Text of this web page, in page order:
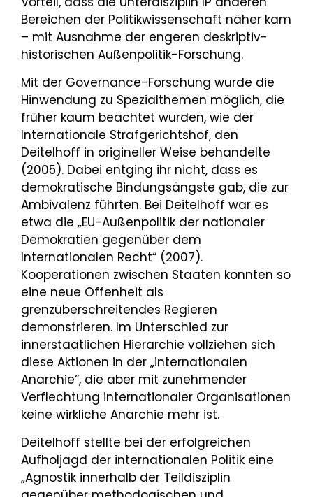
Bereichen der Politikwissenschaft näher kam
– mit Ausnahme der engeren deskriptiv-
historischen Außenpolitik-Forschung.
Mit der Governance-Forschung wurde die
Hinwendung zu Spezialthemen möglich, die
früher kaum beachtet wurden, wie der
Internationale Strafgerichtshof, den
Deitelhoff in origineller Weise behandelte
(2005). Dabei entging ihr nicht, dass es
demokratische Bindungsängste gab, die zur
Ambivalenz führten. Bei Deitelhoff war es
etwa die „EU-Außenpolitik der nationaler
Demokratien gegenüber dem
Internationalen Recht“ (2007).
Kooperationen zwischen Staaten konnten so
eine neue Offenheit als
grenzüberschreitendes Regieren
demonstrieren. Im Unterschied zur
innerstaatlichen Hierarchie vollziehen sich
diese Aktionen in der „internationalen
Anarchie“, die aber mit zunehmender
Verflechtung internationaler Organisationen
keine wirkliche Anarchie mehr ist.
Deitelhoff stellte bei der erfolgreichen
Aufholjagd der internationalen Politik eine
„Agnostik innerhalb der Teildisziplin